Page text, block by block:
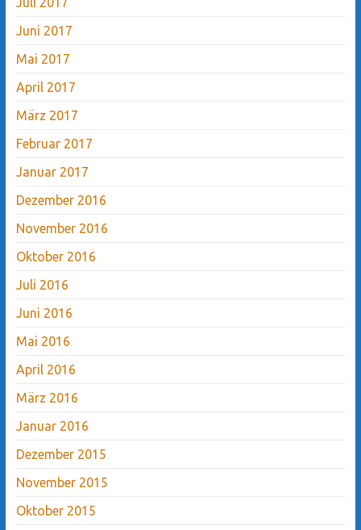
Juni 2017
Mai 2017
April 2017
März 2017
Februar 2017
Januar 2017
Dezember 2016
November 2016
Oktober 2016
Juli 2016
Juni 2016
Mai 2016
April 2016
März 2016
Januar 2016
Dezember 2015
November 2015
Oktober 2015